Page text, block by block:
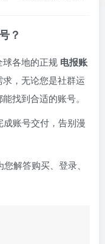
？
球各地的正规 电报账
求，无论您是社群运
找到合适的账号。
成账号交付，告别漫
您解答购买、登录、